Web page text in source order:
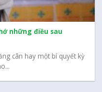
những điều sau